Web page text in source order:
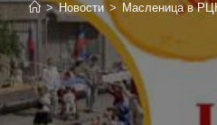
> Новости > Масленица в